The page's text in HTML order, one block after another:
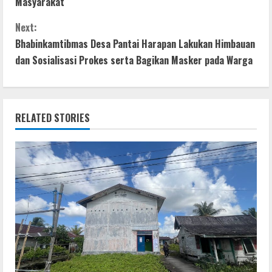
o
k p er
n
t
u
e
R
e
a
d
Next:
Bhabinkamtibmas Desa Pantai Harapan Lakukan Himbauan
dan Sosialisasi Prokes serta Bagikan Masker pada Warga
RELATED STORIES